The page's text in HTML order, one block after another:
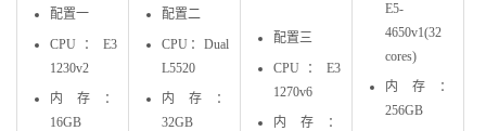
配置一
CPU：E3
1230v2
内存：
16GB
配置二
CPU：Dual
L5520
内存：
32GB
配置三
CPU：E3
1270v6
内存：
E5-
4650v1(32
cores)
内存：
256GB